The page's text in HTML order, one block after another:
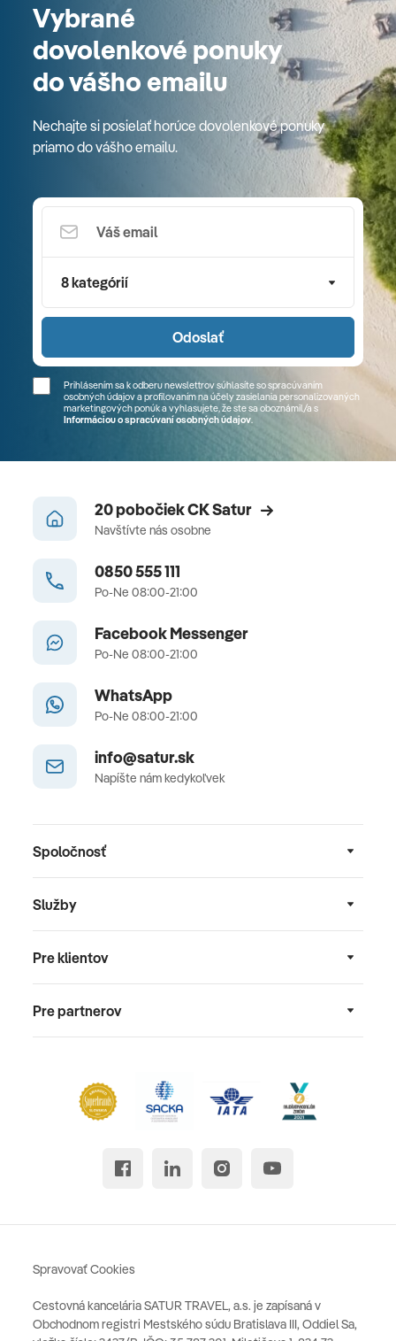
Vybrané
dovolenkové ponuky
do vášho emailu
Nechajte si posielať horúce dovolenkové ponuky
priamo do vášho emailu.
8 kategórií
Odoslať
Prihlásením sa k odberu newslettrov súhlasíte so spracúvaním
osobných údajov a profilovaním na účely zasielania personalizovaných
marketingových ponúk a vyhlasujete, že ste sa oboznámil/a s
Informáciou o spracúvaní osobných údajov.
20 pobočiek CK Satur
Navštívte nás osobne
0850 555 111
Po-Ne 08:00-21:00
Facebook Messenger
Po-Ne 08:00-21:00
WhatsApp
Po-Ne 08:00-21:00
info@satur.sk
Napíšte nám kedykoľvek
Spoločnosť
Služby
Pre klientov
Pre partnerov
Cestovná kancelária SATUR TRAVEL, a.s. je zapísaná v
Obchodnom registri Mestského súdu Bratislava III, Oddiel Sa,
Spravovať Cookies